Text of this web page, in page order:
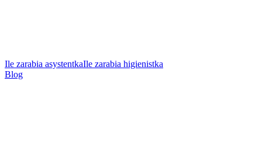
Ile zarabia asystentkaIle zarabia higienistka
Blog